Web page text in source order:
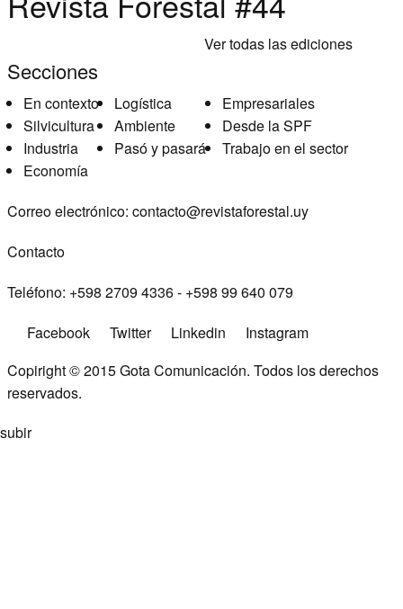
Ver todas las ediciones
Secciones
En contexto
Silvicultura
Industria
Economía
Logística
Ambiente
Pasó y pasará
Empresariales
Desde la SPF
Trabajo en el sector
Correo electrónico: contacto@revistaforestal.uy
Contacto
Teléfono: +598 2709 4336 ­- +598 99 640 079
Facebook
Twitter Linkedin
Instagram
Copiright © 2015Gota Comunicación. Todos los derechos
reservados.
subir